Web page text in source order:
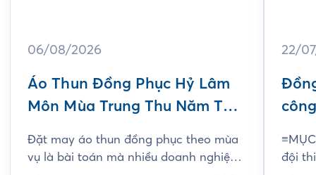
06/08/2026
Áo Thun Đồng Phục Hỷ Lâm
Môn Mùa Trung Thu Năm Thứ
Đặt may áo thun đồng phục theo mùa
vụ là bài toán mà nhiều doanh nghiệp
22/
đội